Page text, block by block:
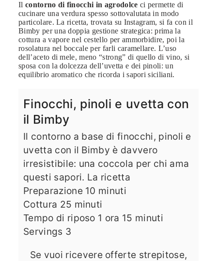
Il contorno di finocchi in agrodolce ci permette di
cucinare una verdura spesso sottovalutata in modo
particolare. La ricetta, trovata su Instagram, si fa con il
Bimby per una doppia gestione strategica: prima la
cottura a vapore nel cestello per ammorbidire, poi la
rosolatura nel boccale per farli caramellare. L’uso
dell’aceto di mele, meno “strong” di quello di vino, si
sposa con la dolcezza dell’uvetta e dei pinoli: un
equilibrio aromatico che ricorda i sapori siciliani.
Finocchi, pinoli e uvetta con
il Bimby
Il contorno a base di finocchi, pinoli e
uvetta con il Bimby è davvero
irresistibile: una coccola per chi ama
questi sapori. La ricetta
Preparazione 10 minuti
minuti
Cottura 25 minuti
minuti
Tempo di riposo 1 ora
ora 15 minuti
minuti
Servings 3
Se vuoi ricevere offerte strepitose,